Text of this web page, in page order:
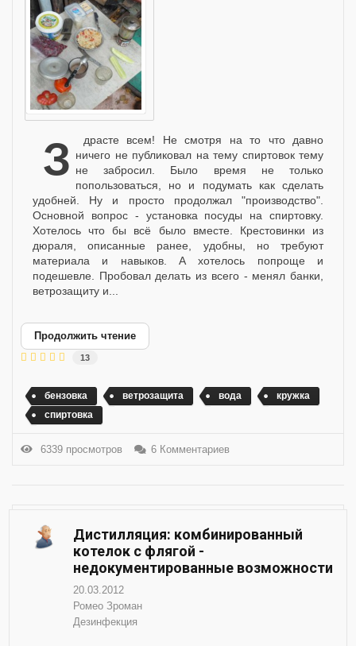
Здрасте всем! Не смотря на то что давно ничего не публиковал на тему спиртовок тему
не забросил. Было время не только
попользоваться, но и подумать как сделать
удобней. Ну и просто продолжал "производство".
Основной вопрос - установка посуды на спиртовку.
Хотелось что бы всё было вместе. Крестовинки из
дюраля, описанные ранее, удобны, но требуют
материала и навыков. А хотелось попроще и
подешевле. Пробовал делать из всего - менял банки,
ветрозащиту и...
Продолжить чтение
13
бензовка ветрозащита вода
кружка
спиртовка
6339 просмотров 6 Комментариев
Дистилляция: комбинированный
котелок с флягой -
недокументированные возможности
20.03.2012
Ромео Зроман
Дезинфекция